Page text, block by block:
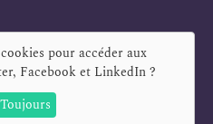
pour accéder aux
Facebook et LinkedIn?
Toujours